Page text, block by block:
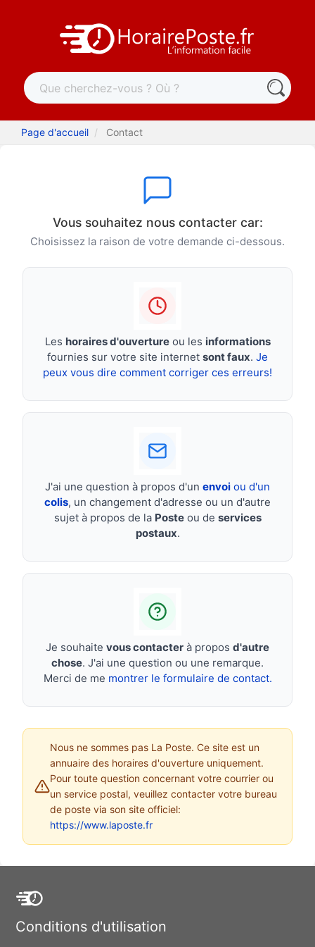
Page d'accueil Contact
Vous souhaitez nous contacter car:
Choisissez la raison de votre demande ci-dessous.
Les horaires d'ouvertureou les informations
fournies sur votre site internet sont faux. Je
peux vous dire comment corriger ces erreurs!
J'ai une question à propos d'un envoi ou d'un
colis, un changement d'adresse ou un d'autre
sujet à propos de la Posteou de services
postaux.
Je souhaite vous contacter à propos d'autre
chose. J'ai une question ou une remarque.
Merci de me montrer le formulaire de contact.
Nous ne sommes pas La Poste. Ce site est un
annuaire des horaires d'ouverture uniquement.
Pour toute question concernant votre courrier ou
un service postal, veuillez contacter votre bureau
de poste via son site officiel:
https://www.laposte.fr
Conditions d'utilisation